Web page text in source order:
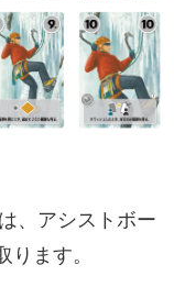
、アシストボー
ます。